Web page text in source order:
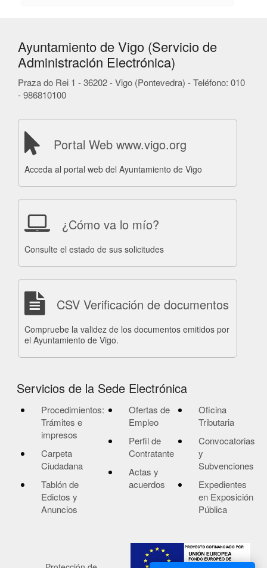
Ayuntamiento de Vigo (Servicio de
Administración Electrónica)
Praza do Rei 1 - 36202 - Vigo (Pontevedra) - Teléfono: 010
- 986810100
Portal Web www.vigo.org
Acceda al portal web del Ayuntamiento de Vigo
¿Cómo va lo mío?
Consulte el estado de sus solicitudes
CSV Verificación de documentos
Compruebe la validez de los documentos emitidos por
el Ayuntamiento de Vigo.
Servicios de la Sede Electrónica
Procedimientos:
Trámites e
impresos
Carpeta
Ciudadana
Tablón de
Edictos y
Anuncios
Ofertas de
Empleo
Perfil de
Contratante
Actas y
acuerdos
Oficina
Tributaria
Convocatorias
y
Subvenciones
Expedientes
en Exposición
Pública